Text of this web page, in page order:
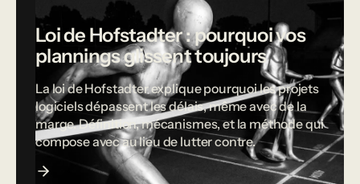
Loi de Hofstadter : pourquoi vos
plannings glissent toujours
La loi de Hofstadter explique pourquoi les projets
logiciels dépassent les délais, même avec de la
marge. Définition, mécanismes, et la méthode qui
compose avec au lieu de lutter contre.